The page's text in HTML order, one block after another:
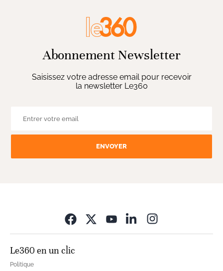
Abonnement Newsletter
Saisissez votre adresse email pour recevoir
la newsletter Le360
ENVOYER
Le360 en un clic
Politique